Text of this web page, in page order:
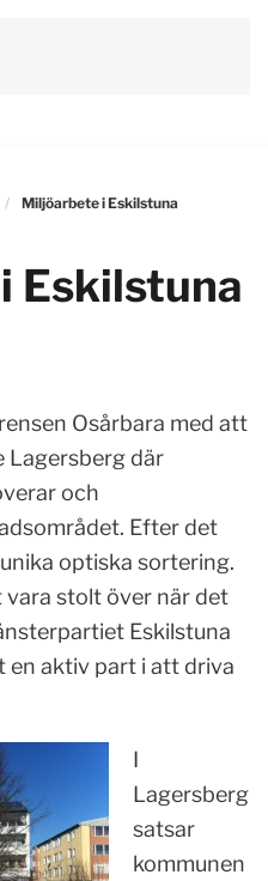
Miljöarbete i Eskilstuna
Eskilstuna
Osårbara med att
Lagersberg där
och
Efter det
optiska sortering.
vara stolt över när det
Eskilstuna
en aktiv part i att driva
I
Lagersberg
satsar
kommunen